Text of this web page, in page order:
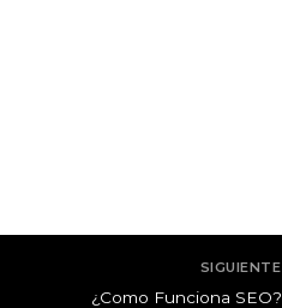
SIGUIENTE
¿Como Funciona SEO?